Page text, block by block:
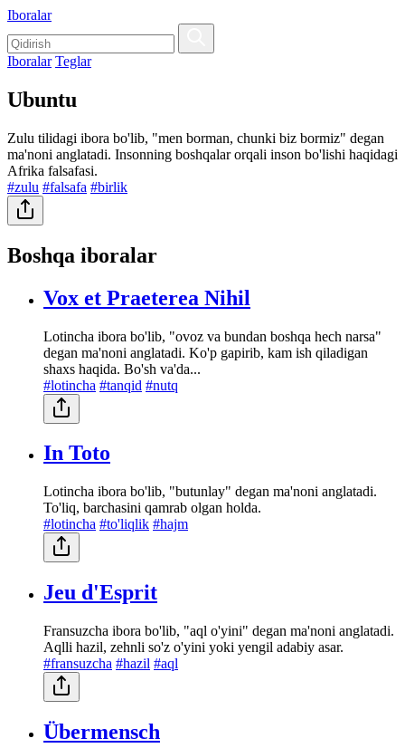
Iboralar
Iboralar Teglar
Ubuntu
Zulu tilidagi ibora bo'lib, "men borman, chunki biz bormiz" degan
ma'noni anglatadi. Insonning boshqalar orqali inson bo'lishi haqidagi
Afrika falsafasi.
#zulu #falsafa #birlik
Boshqa iboralar
Vox et Praeterea Nihil
Lotincha ibora bo'lib, "ovoz va bundan boshqa hech narsa"
degan ma'noni anglatadi. Ko'p gapirib, kam ish qiladigan
shaxs haqida. Bo'sh va'da...
#lotincha #tanqid #nutq
In Toto
Lotincha ibora bo'lib, "butunlay" degan ma'noni anglatadi.
To'liq, barchasini qamrab olgan holda.
#lotincha #to'liqlik #hajm
Jeu d'Esprit
Fransuzcha ibora bo'lib, "aql o'yini" degan ma'noni anglatadi.
Aqlli hazil, zehnli so'z o'yini yoki yengil adabiy asar.
#fransuzcha #hazil #aql
Übermensch